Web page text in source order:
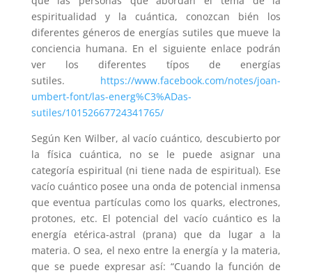
espiritualidad y la cuántica, conozcan bién los
diferentes géneros de energías sutiles que mueve la
conciencia humana. En el siguiente enlace podrán
ver los diferentes típos de energías
sutiles. https://www.facebook.com/notes/joan-
umbert-font/las-energ%C3%ADas-
sutiles/10152667724341765/
Según Ken Wilber, al vacío cuántico, descubierto por
la física cuántica, no se le puede asignar una
categoría espiritual (ni tiene nada de espiritual). Ese
vacío cuántico posee una onda de potencial inmensa
que eventua partículas como los quarks, electrones,
protones, etc. El potencial del vacío cuántico es la
energía etérica-astral (prana) que da lugar a la
materia. O sea, el nexo entre la energía y la materia,
que se puede expresar así: “Cuando la función de